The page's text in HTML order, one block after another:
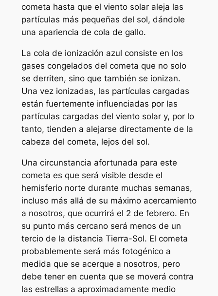
cometa hasta que el viento solar aleja las
partículas más pequeñas del sol, dándole
una apariencia de cola de gallo.
La cola de ionización azul consiste en los
gases congelados del cometa que no solo
se derriten, sino que también se ionizan.
Una vez ionizadas, las partículas cargadas
están fuertemente influenciadas por las
partículas cargadas del viento solar y, por lo
tanto, tienden a alejarse directamente de la
cabeza del cometa, lejos del sol.
Una circunstancia afortunada para este
cometa es que será visible desde el
hemisferio norte durante muchas semanas,
incluso más allá de su máximo acercamiento
a nosotros, que ocurrirá el 2 de febrero. En
su punto más cercano será menos de un
tercio de la distancia Tierra-Sol. El cometa
probablemente será más fotogénico a
medida que se acerque a nosotros, pero
debe tener en cuenta que se moverá contra
las estrellas a aproximadamente medio